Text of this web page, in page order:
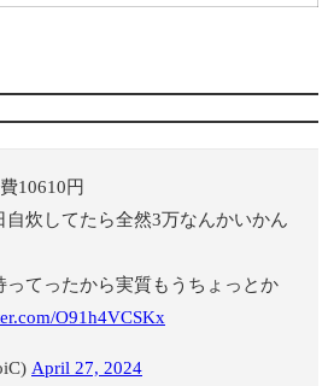
10610円
炊してたら全然3万なんかいかん
ってったから実質もうちょっとか
O91h4VCSKx
April 27, 2024